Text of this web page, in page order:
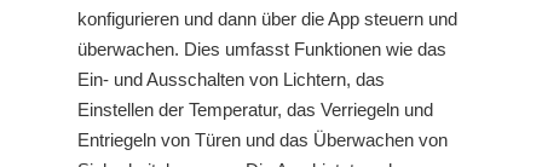
konfigurieren und dann über die App steuern und
überwachen. Dies umfasst Funktionen wie das
Ein- und Ausschalten von Lichtern, das
Einstellen der Temperatur, das Verriegeln und
Entriegeln von Türen und das Überwachen von